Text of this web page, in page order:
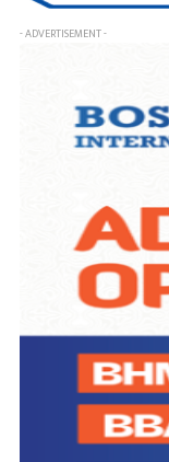
- ADVERTISEMENT -